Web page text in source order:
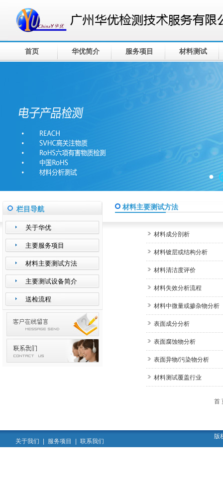
首页 华优简介 服务项目 材料测试
栏目导航
关于华优
主要服务项目
材料主要测试方法
主要测试设备简介
送检流程
材料主要测试方法
材料成分剖析
材料镀层或结构分析
材料清洁度评价
材料失效分析流程
材料中微量或掺杂物分析
表面成分分析
表面腐蚀物分析
表面异物/污染物分析
材料测试覆盖行业
首
关于我们 服务项目 联系我们
版